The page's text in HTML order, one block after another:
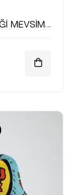
Gözde'nin Çiftliği Mevsimsel Gıda Paketi